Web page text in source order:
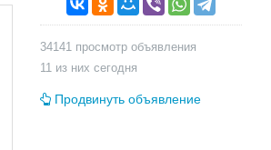
34141 просмотр объявления
11 из них сегодня
Продвинуть объявление